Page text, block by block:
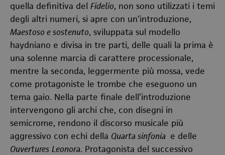
quella definitiva del Fidelio, non sono utilizzati i temi
degli altri numeri, si apre con un’introduzione,
Maestoso e sostenuto, sviluppata sul modello
haydniano e divisa in tre parti, delle quali la prima è
una solenne marcia di carattere processionale,
mentre la seconda, leggermente più mossa, vede
come protagoniste le trombe che eseguono un
tema gaio. Nella parte finale dell’introduzione
intervengono gli archi che, con disegni in
semicrome, rendono il discorso musicale più
aggressivo con echi della Quarta sinfonia e delle
Ouvertures Leonora. Protagonista del successivo